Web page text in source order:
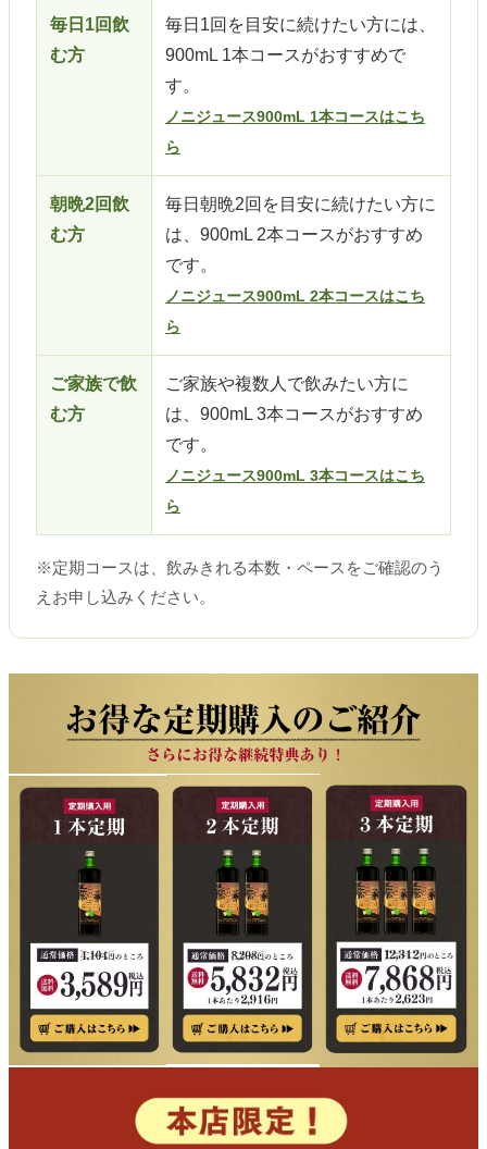
毎日1回飲
む方
毎日1回を目安に続けたい方には、
900mL 1本コースがおすすめで
す。
ノニジュース900mL 1本コースはこち
ら
朝晩2回飲
む方
毎日朝晩2回を目安に続けたい方に
は、900mL 2本コースがおすすめ
です。
ノニジュース900mL 2本コースはこち
ら
ご家族で飲
む方
ご家族や複数人で飲みたい方に
は、900mL 3本コースがおすすめ
です。
ノニジュース900mL 3本コースはこち
ら
※定期コースは、飲みきれる本数・ペースをご確認のう
えお申し込みください。